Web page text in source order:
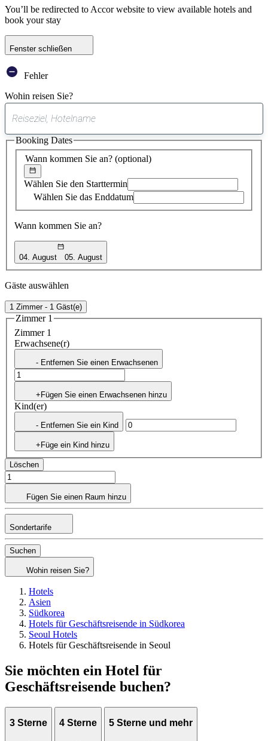
You’ll be redirected to Accor website to view available hotels and
book your stay
Fenster schließen
Fehler
Wohin reisen Sie?
gefundener
Vorschlag
Wann kommen Sie an? (optional)
Wählen Sie den Starttermin
Wählen Sie das Enddatum
Wann kommen Sie an?
04. August 05. August
Booking Dates
Gäste auswählen
1 Zimmer - 1 Gäst(e)
Zimmer 1
Zimmer 1
Erwachsene(r)
- Entfernen Sie einen Erwachsenen
+Fügen Sie einen Erwachsenen hinzu
Kind(er)
- Entfernen Sie ein Kind
+Füge ein Kind hinzu
Löschen
Fügen Sie einen Raum hinzu
Sondertarife
Suchen
Wohin reisen Sie?
Hotels
Asien
Südkorea
Hotels für Geschäftsreisende in Südkorea
Seoul Hotels
Hotels für Geschäftsreisende in Seoul
Sie möchten ein Hotel für
Geschäftsreisende buchen?
3 Sterne 4 Sterne 5 Sterne und mehr